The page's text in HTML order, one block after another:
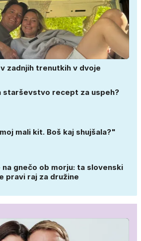
zadnjih trenutkih v dvoje
starševstvo recept za uspeh?
mali kit. Boš kaj shujšala?"
na gnečo ob morju: ta slovenski
pravi raj za družine